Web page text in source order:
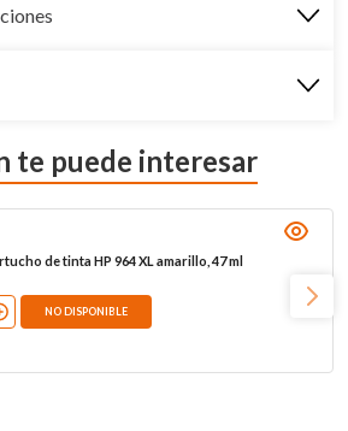
te puede interesar
de tinta HP 964 XL amarillo, 47 ml
NO DISPONIBLE